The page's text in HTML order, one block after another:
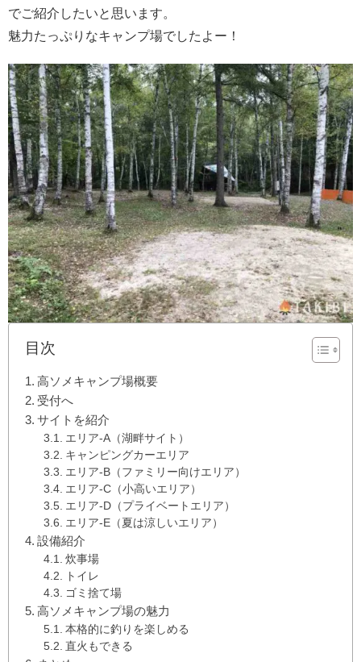
でご紹介したいと思います。
魅力たっぷりなキャンプ場でしたよー！
目次
高ソメキャンプ場概要
受付へ
サイトを紹介
エリア-A（湖畔サイト）
キャンピングカーエリア
エリア-B（ファミリー向けエリア）
エリア-C（小高いエリア）
エリア-D（プライベートエリア）
エリア-E（夏は涼しいエリア）
設備紹介
炊事場
トイレ
ゴミ捨て場
高ソメキャンプ場の魅力
本格的に釣りを楽しめる
直火もできる